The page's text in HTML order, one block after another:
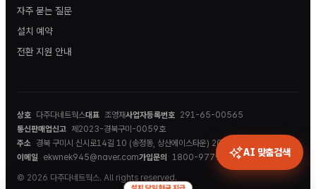
자주 묻는 질문
설치 예약
전환 지원 안내
상호 다주다네트웍스대표 조영재사업자등록번호 291-65-00565
통신판매업신고 제2023-경북구미-0059호
주소 경북 구미시 신시로14길 10 (송정동, 상산에이스타운) 202호
이메일
ekwnek945@naver.com가입문의 1800-9779
© 2026 다주다네트웍스. All rights reserved.
AI 맞춤검색